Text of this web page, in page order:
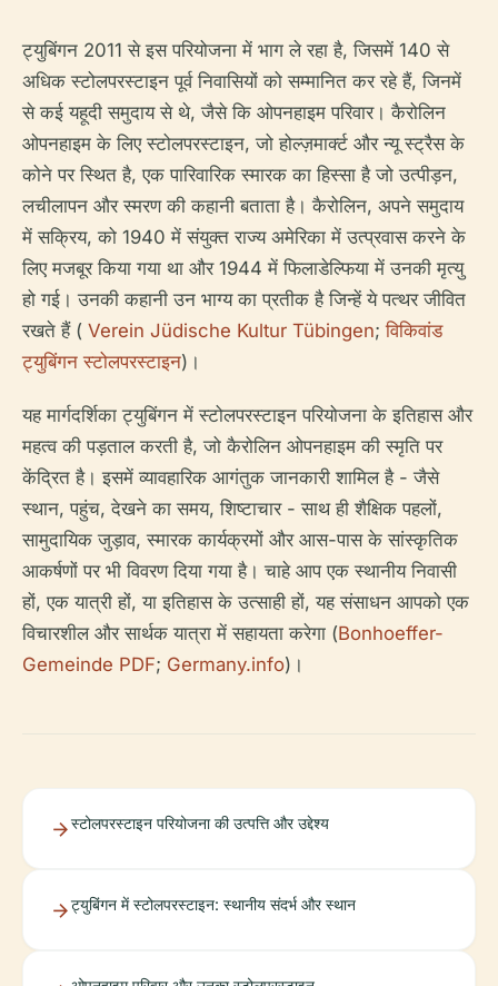
ट्युबिंगन 2011 से इस परियोजना में भाग ले रहा है, जिसमें 140 से
अधिक स्टोलपरस्टाइन पूर्व निवासियों को सम्मानित कर रहे हैं, जिनमें
से कई यहूदी समुदाय से थे, जैसे कि ओपनहाइम परिवार। कैरोलिन
ओपनहाइम के लिए स्टोलपरस्टाइन, जो होल्ज़मार्क्ट और न्यू स्ट्रैस के
कोने पर स्थित है, एक पारिवारिक स्मारक का हिस्सा है जो उत्पीड़न,
लचीलापन और स्मरण की कहानी बताता है। कैरोलिन, अपने समुदाय
में सक्रिय, को 1940 में संयुक्त राज्य अमेरिका में उत्प्रवास करने के
लिए मजबूर किया गया था और 1944 में फिलाडेल्फिया में उनकी मृत्यु
हो गई। उनकी कहानी उन भाग्य का प्रतीक है जिन्हें ये पत्थर जीवित
रखते हैं ( Verein Jüdische Kultur Tübingen;विकिवांड
ट्युबिंगन स्टोलपरस्टाइन)।
यह मार्गदर्शिका ट्युबिंगन में स्टोलपरस्टाइन परियोजना के इतिहास और
महत्व की पड़ताल करती है, जो कैरोलिन ओपनहाइम की स्मृति पर
केंद्रित है। इसमें व्यावहारिक आगंतुक जानकारी शामिल है - जैसे
स्थान, पहुंच, देखने का समय, शिष्टाचार - साथ ही शैक्षिक पहलों,
सामुदायिक जुड़ाव, स्मारक कार्यक्रमों और आस-पास के सांस्कृतिक
आकर्षणों पर भी विवरण दिया गया है। चाहे आप एक स्थानीय निवासी
हों, एक यात्री हों, या इतिहास के उत्साही हों, यह संसाधन आपको एक
विचारशील और सार्थक यात्रा में सहायता करेगा (Bonhoeffer-
Gemeinde PDF; Germany.info)।
स्टोलपरस्टाइन परियोजना की उत्पत्ति और उद्देश्य
ट्युबिंगन में स्टोलपरस्टाइन: स्थानीय संदर्भ और स्थान